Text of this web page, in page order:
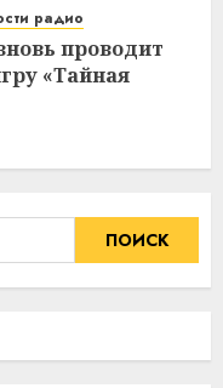
радио
проводит
«Тайная